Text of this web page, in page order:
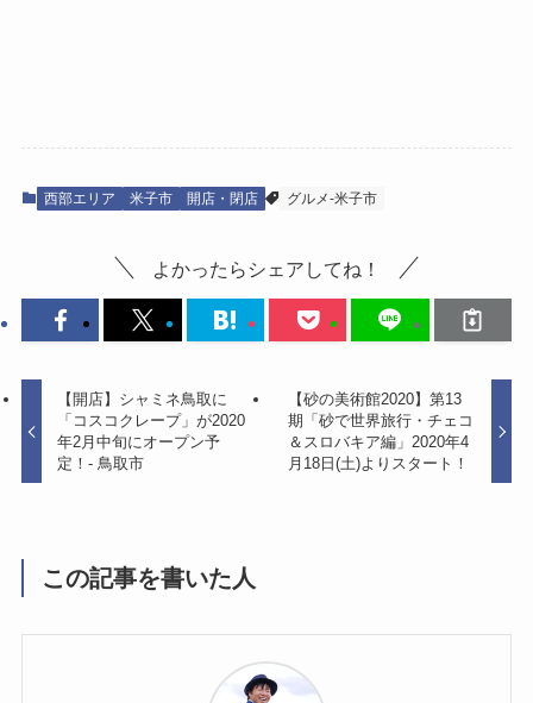
西部エリア 米子市 開店・閉店 グルメ-米子市
よかったらシェアしてね！
【開店】シャミネ鳥取に
「コスコクレープ」が2020
年2月中旬にオープン予
定！- 鳥取市
【砂の美術館2020】第13
期「砂で世界旅行・チェコ
＆スロバキア編」2020年4
月18日(土)よりスタート！
この記事を書いた人